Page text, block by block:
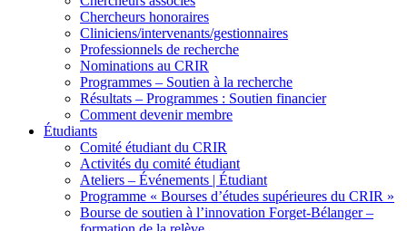
Chercheurs honoraires
Cliniciens/intervenants/gestionnaires
Professionnels de recherche
Nominations au CRIR
Programmes – Soutien à la recherche
Résultats – Programmes : Soutien financier
Comment devenir membre
Étudiants
Comité étudiant du CRIR
Activités du comité étudiant
Ateliers – Événements | Étudiant
Programme « Bourses d’études supérieures du CRIR »
Bourse de soutien à l’innovation Forget-Bélanger –